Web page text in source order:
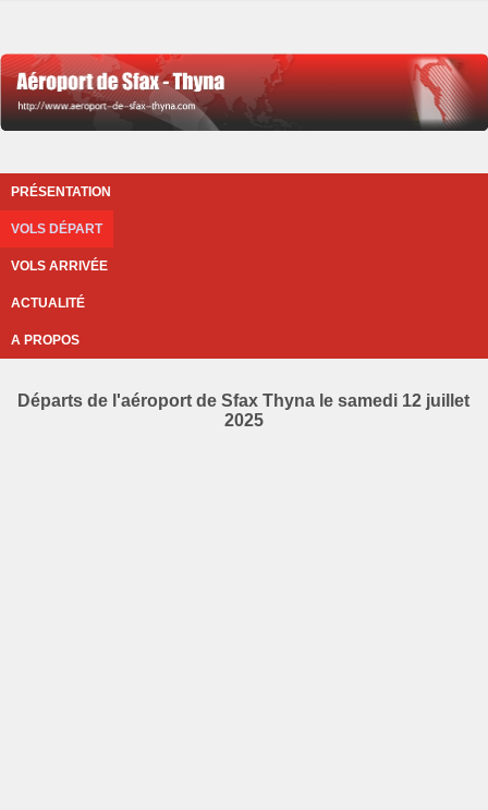
PRÉSENTATION
VOLS DÉPART
VOLS ARRIVÉE
ACTUALITÉ
A PROPOS
Départs de l'aéroport de Sfax Thyna le samedi 12 juillet
2025